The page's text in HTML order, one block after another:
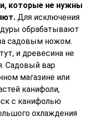
которые не нужны
Для исключения
обрабатывают
садовым ножом.
и древесина не
Садовый вар
магазине или
канифоли,
с канифолью
охлаждения